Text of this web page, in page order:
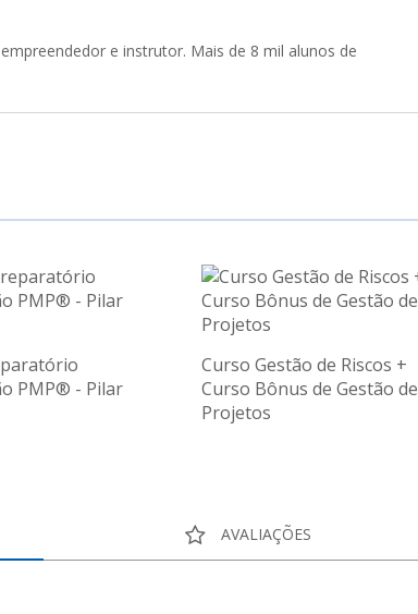
e instrutor. Mais de 8 mil alunos de
PMP® - Pilar
Curso Gestão de Riscos +
Curso Bônus de Gestão de
Projetos
AVALIAÇÕES